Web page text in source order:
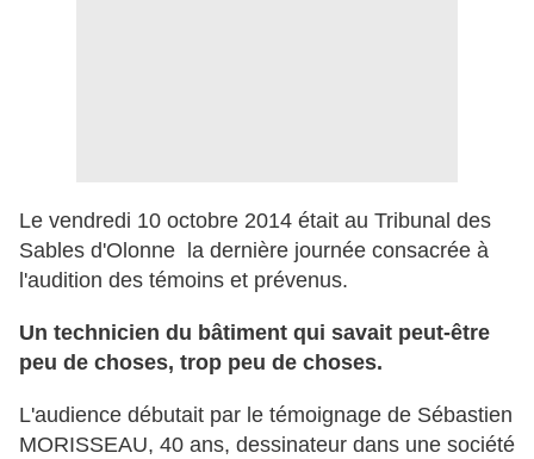
Le vendredi 10 octobre 2014 était au Tribunal des
Sables d'Olonne la dernière journée consacrée à
l'audition des témoins et prévenus.
Un technicien du bâtiment qui savait peut-être
peu de choses, trop peu de choses.
L'audience débutait par le témoignage de Sébastien
MORISSEAU, 40 ans, dessinateur dans une société